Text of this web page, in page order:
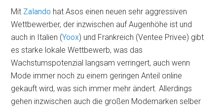
Mit Zalando hat Asos einen neuen sehr aggressiven
Wettbewerber, der inzwischen auf Augenhöhe ist und
auch in Italien (Yoox) und Frankreich (Ventee Privee) gibt
es starke lokale Wettbewerb, was das
Wachstumspotenzial langsam verringert, auch wenn
Mode immer noch zu einem geringen Anteil online
gekauft wird, was sich immer mehr ändert. Allerdings
gehen inzwischen auch die großen Modemarken selber